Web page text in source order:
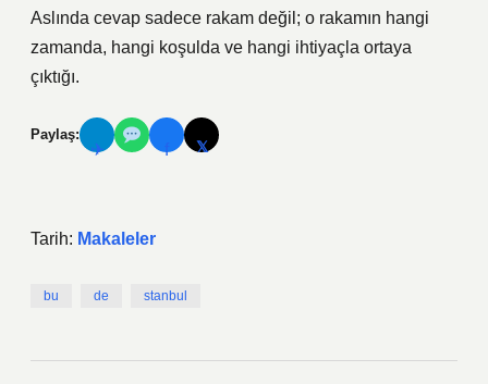
Aslında cevap sadece rakam değil; o rakamın hangi
zamanda, hangi koşulda ve hangi ihtiyaçla ortaya
çıktığı.
Paylaş:
✈ f 𝕏
Tarih: Makaleler
bu de stanbul